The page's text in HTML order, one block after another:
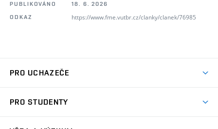
PUBLIKOVÁNO
18. 6. 2026
ODKAZ
https://www.fme.vutbr.cz/clanky/clanek/76985
PRO UCHAZEČE
PRO STUDENTY